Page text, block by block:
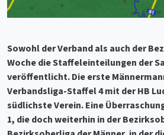
Sowohl der Verband als auch der
Woche die Staffeleinteilungen der
veröffentlicht. Die erste
Verbandsliga-Staffel 4 mit der HB
südlichste Verein. Eine
1, die doch weiterhin in der